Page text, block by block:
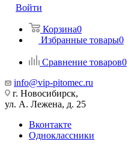
Войти
Корзина0
Избранные товары0
Сравнение товаров0
info@vip-pitomec.ru
г. Новосибирск,
ул. А. Лежена, д. 25
Вконтакте
Одноклассники